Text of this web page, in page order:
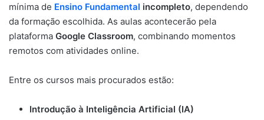
mínima de Ensino Fundamental incompleto, dependendo
da formação escolhida. As aulas acontecerão pela
plataforma Google Classroom, combinando momentos
remotos com atividades online.
Entre os cursos mais procurados estão:
Introdução à Inteligência Artificial (IA)